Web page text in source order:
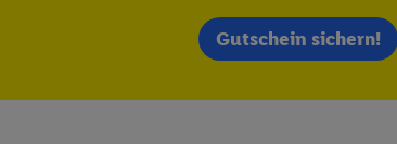
Gutschein sichern!
Partner verwendet werden, um daraus eine
wir sodann ähnlich wie die sogleich beschriebene Utiq-
Diensten zu erkennen und Ihnen personalisierte
oben genannten Partner auch Ihre in einen Hashwert